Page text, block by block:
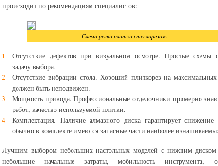
происходит по рекомендациям специалистов:
Схема резки плитки стеклорезом.
Отсутствие дефектов при визуальном осмотре. Простые схемы
задачу выбора.
Отсутствие вибрации стола. Хороший плиткорез на максимальных
должен быть неподвижен.
Мощность привода. Профессиональные отделочники примерно
работ, качество используемой плитки.
Комплектация. Наличие алмазного диска гарантирует снижение
обычно в комплекте имеются запасные части наиболее
Лучшим выбором небольших настольных моделей с нижним диском
небольшие начальные затраты, мобильность инструмента,